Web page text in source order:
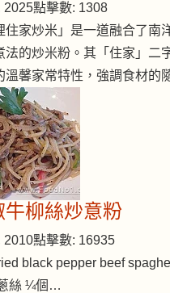
2025點擊數: 1308
住家炒米」是一道融合了南
法的炒米粉。其「住家」二
溫馨家常特性，強調食材的
牛柳絲炒意粉
2010點擊數: 16935
black pepper beef
絲 ¼個…